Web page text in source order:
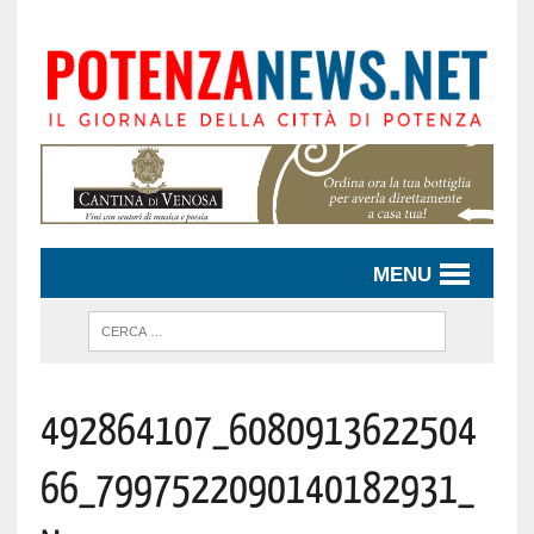
MENU
492864107_6080913622504
66_7997522090140182931_